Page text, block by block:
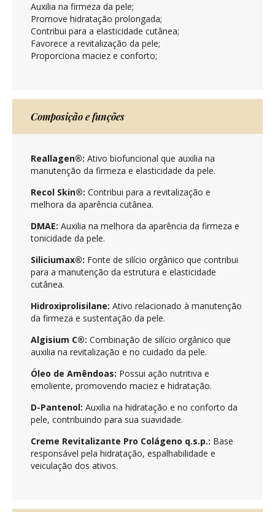
Auxilia na firmeza da pele;
Promove hidratação prolongada;
Contribui para a elasticidade cutânea;
Favorece a revitalização da pele;
Proporciona maciez e conforto;
Composição e funções
Reallagen®: Ativo biofuncional que auxilia na
manutenção da firmeza e elasticidade da pele.
Recol Skin®: Contribui para a revitalização e
melhora da aparência cutânea.
DMAE: Auxilia na melhora da aparência da firmeza e
tonicidade da pele.
Siliciumax®: Fonte de silício orgânico que contribui
para a manutenção da estrutura e elasticidade
cutânea.
Hidroxiprolisilane: Ativo relacionado à manutenção
da firmeza e sustentação da pele.
Algisium C®: Combinação de silício orgânico que
auxilia na revitalização e no cuidado da pele.
Óleo de Amêndoas: Possui ação nutritiva e
emoliente, promovendo maciez e hidratação.
D-Pantenol: Auxilia na hidratação e no conforto da
pele, contribuindo para sua suavidade.
Creme Revitalizante Pro Colágeno q.s.p.: Base
responsável pela hidratação, espalhabilidade e
veiculação dos ativos.